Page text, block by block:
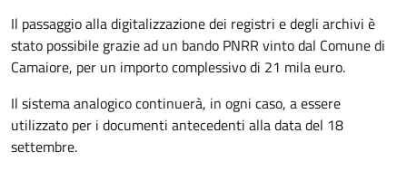
Il passaggio alla digitalizzazione dei registri e degli archivi è
stato possibile grazie ad un bando PNRR vinto dal Comune di
Camaiore, per un importo complessivo di 21 mila euro.
Il sistema analogico continuerà, in ogni caso, a essere
utilizzato per i documenti antecedenti alla data del 18
settembre.